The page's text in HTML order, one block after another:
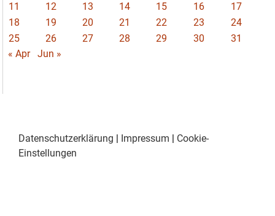
11
12 13 14 15 16
17
18
19 20 21 22 23
24
25
26 27 28 29 30
31
« Apr
Jun »
Datenschutzerklärung Impressum
Cookie-
Einstellungen